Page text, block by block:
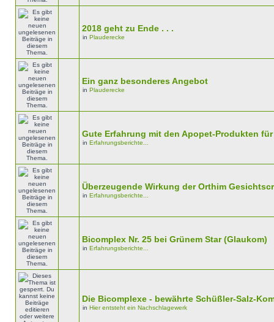
2018 geht zu Ende . . .
in Plauderecke
Ein ganz besonderes Angebot
in Plauderecke
Gute Erfahrung mit den Apopet-Produkten
in Erfahrungsberichte...
Überzeugende Wirkung der Orthim
in Erfahrungsberichte...
Bicomplex Nr. 25 bei Grünem Star (Glaukom)
in Erfahrungsberichte...
Die Bicomplexe - bewährte Schüßler-Salz-
in Hier entsteht ein Nachschlagewerk